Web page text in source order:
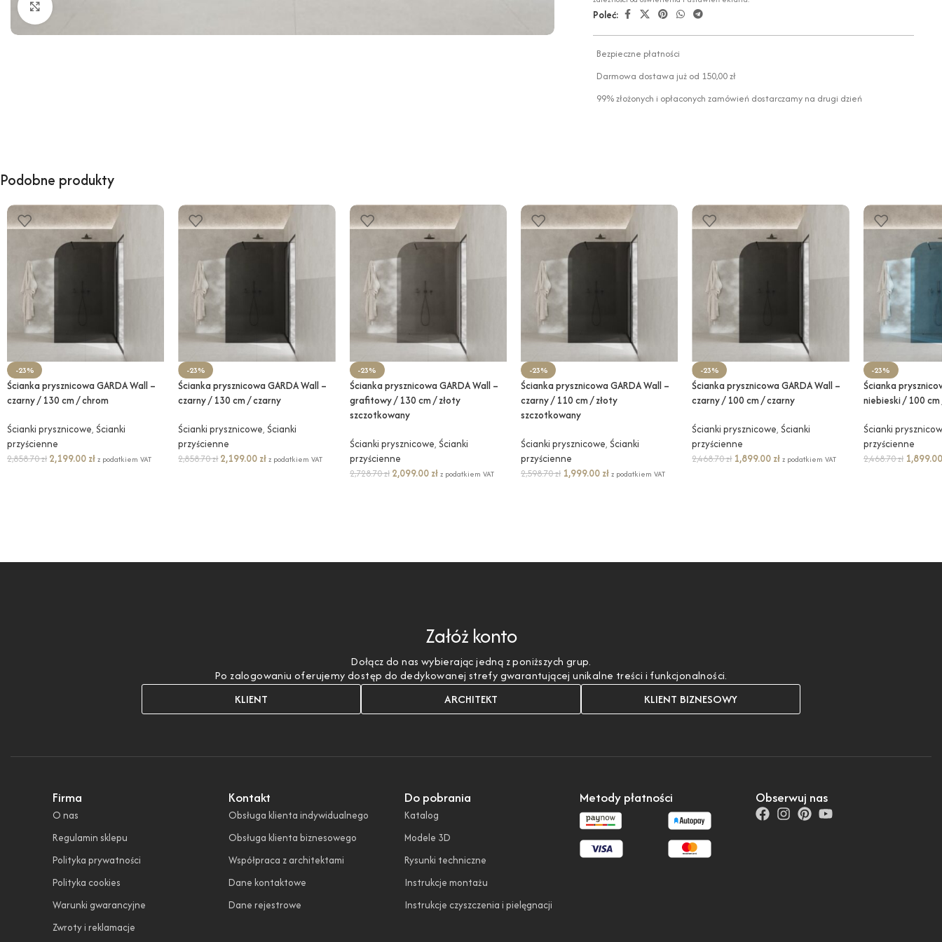
Poleć:
Bezpieczne płatności
Darmowa dostawa już od 150,00 zł
99% złożonych i opłaconych zamówień dostarczamy na drugi dzień
Podobne produkty
-23%
Ścianka prysznicowa GARDA Wall –
czarny / 130 cm / chrom
Ścianki prysznicowe, Ścianki
przyścienne
2,858.70zł 2,199.00 złz podatkiem VAT
-23%
Ścianka prysznicowa GARDA Wall –
czarny / 130 cm / czarny
Ścianki prysznicowe, Ścianki
przyścienne
2,858.70zł2,199.00 zł z podatkiem VAT
-23%
Ścianka prysznicowa GARDA Wall –
grafitowy / 130 cm / złoty
szczotkowany
Ścianki prysznicowe, Ścianki
przyścienne
2,728.70zł 2,099.00 zł z podatkiem VAT
-23%
Ścianka prysznicowa GARDA Wall –
czarny / 110 cm / złoty
szczotkowany
Ścianki prysznicowe, Ścianki
przyścienne
2,598.70zł 1,999.00 złz podatkiem VAT
-23%
Ścianka prysznicowa GARDA Wall –
czarny / 100 cm / czarny
Ścianki prysznicowe, Ścianki
przyścienne
2,468.70zł 1,899.00 zł z podatkiem VAT
-23%
Ścianka
niebieski / 100
Ścianki
przyścienne
2,468.70zł
Załóż konto
Dołącz do nas wybierając jedną z poniższych grup.
Po zalogowaniu oferujemy dostęp do dedykowanej strefy gwarantującej unikalne treści i funkcjonalności.
KLIENT ARCHITEKT KLIENT BIZNESOWY
Firma
O nas
Regulamin sklepu
Polityka prywatności
Polityka cookies
Warunki gwarancyjne
Zwroty i reklamacje
Kontakt
Obsługa klienta indywidualnego
Obsługa klienta biznesowego
Współpraca z architektami
Dane kontaktowe
Dane rejestrowe
Do pobrania
Katalog
Modele 3D
Rysunki techniczne
Instrukcje montażu
Instrukcje czyszczenia i pielęgnacji
Metody płatności Obserwuj nas